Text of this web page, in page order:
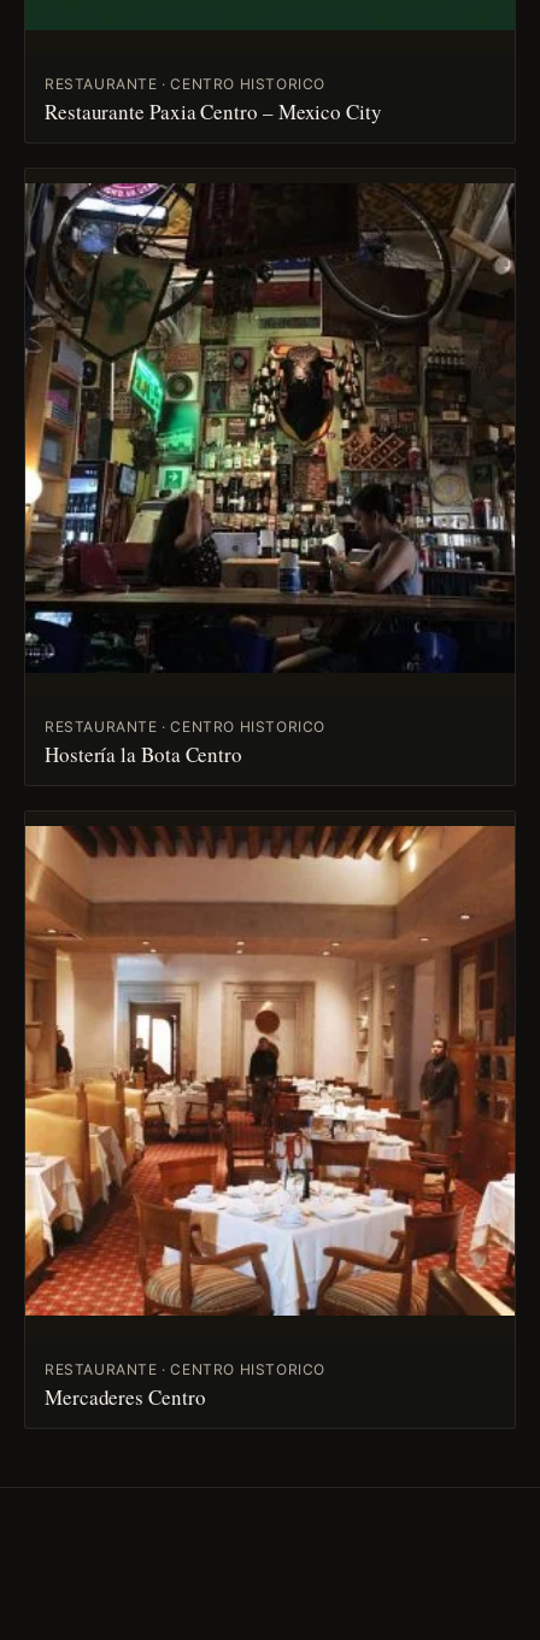
RESTAURANTE · CENTRO HISTORICO
Restaurante Paxia Centro – Mexico City
RESTAURANTE · CENTRO HISTORICO
Hostería la Bota Centro
RESTAURANTE · CENTRO HISTORICO
Mercaderes Centro